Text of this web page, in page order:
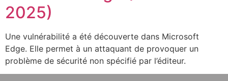
2025)
Une vulnérabilité a été découverte dans Microsoft
Edge. Elle permet à un attaquant de provoquer un
problème de sécurité non spécifié par l’éditeur.